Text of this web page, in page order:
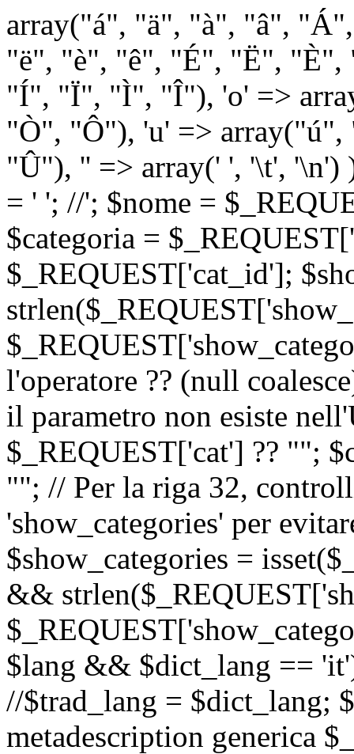
array("á", "ä", "à", "â",
"ë", "è", "ê", "É", "Ë",
"Í", "Ï", "Ì", "Î"), 'o' =>
"Ò", "Ô"), 'u' =>
"Û"), '' => array(' ', '\t',
= ' '; //'; $nome =
$categoria =
$_REQUEST['cat_id'];
l'operatore ?? (null
il parametro non esiste
$_REQUEST['cat'] ?? "";
""; // Per la riga 32,
'show_categories' per
$show_categories =
&&
$lang && $dict_lang ==
//$trad_lang = $dict_lang;
metadescription generica